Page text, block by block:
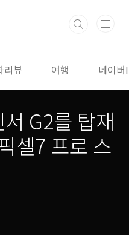
리뷰 여행 네이
G2를 탑재
셀7 프로 스